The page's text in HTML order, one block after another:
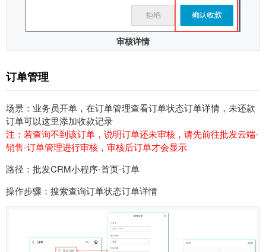
审核详情
订单管理
场景：业务员开单，在订单管理查看订单状态订单详情，未还款
订单可以这里添加收款记录
注：若查询不到该订单，说明订单还未审核，请先前往批发云端-
销售-订单管理进行审核，审核后订单才会显示
路径：批发CRM小程序-首页-订单
操作步骤：搜索查询订单状态订单详情